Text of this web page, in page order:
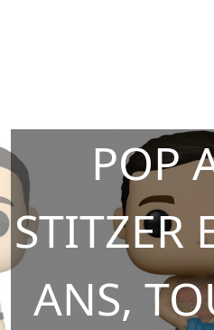
POP
STITZER
ANS,